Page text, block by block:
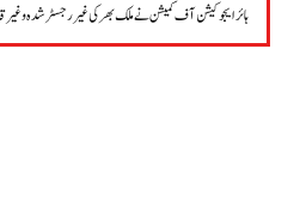
ہائر ایجوکیشن آف کمیشن نے ملک بھر کی غیررجسٹر شدہ و غیر